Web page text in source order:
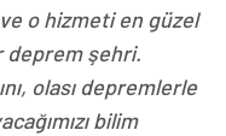
o hizmeti en güzel
deprem şehri.
olası depremlerle
bilim